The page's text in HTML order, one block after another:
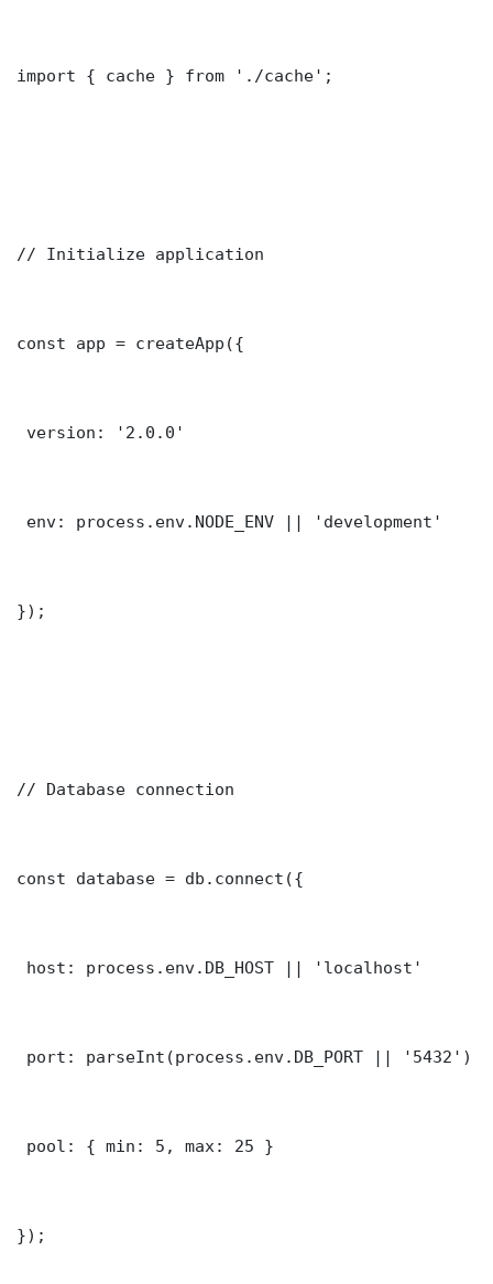
import { cache } from './cache';
// Initialize application
const app = createApp({
version: '2.0.0'
env: process.env.NODE_ENV || 'development'
});
// Database connection
const database = db.connect({
host: process.env.DB_HOST || 'localhost'
port: parseInt(process.env.DB_PORT || '5432')
pool: { min: 5, max: 25 }
});